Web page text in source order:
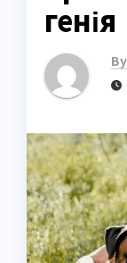
генія
By